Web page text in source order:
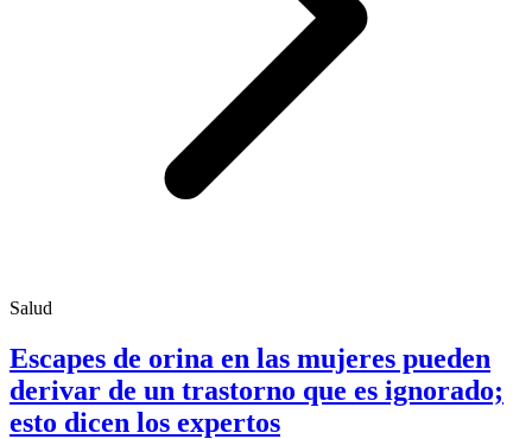
Salud
Escapes de orina en las mujeres pueden
derivar de un trastorno que es ignorado;
esto dicen los expertos